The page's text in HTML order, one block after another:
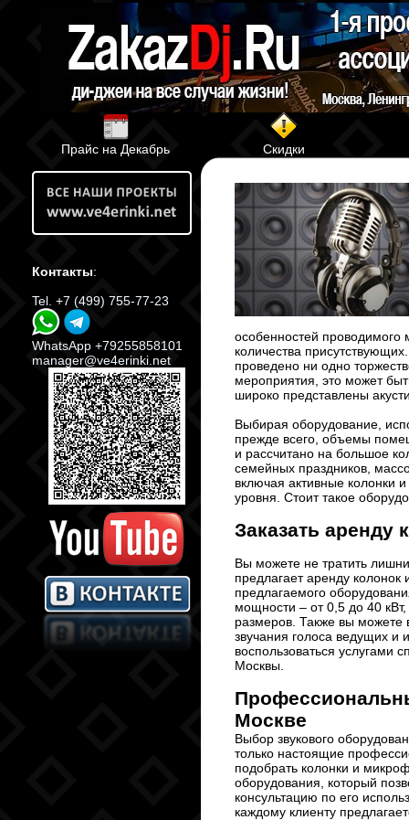
Прайс на Декабрь Скидки
Контакты:
Tel. +7 (499) 755-77-23
WhatsApp +79255858101
manager@ve4erinki.net
особенностей проводимого
количества
проведено ни одно
мероприятия, это может
широко представлены
Выбирая оборудование,
прежде всего, объемы
и рассчитано на большое
семейных праздников,
включая активные колонки
уровня. Стоит такое
Заказать аренду
Вы можете не тратить
предлагает аренду
предлагаемого
мощности – от 0,5 до 40
размеров. Также вы можете
звучания голоса ведущих
воспользоваться услугами
Москвы.
Москве
Выбор звукового
только настоящие
подобрать колонки и
оборудования, который
консультацию по его
каждому клиенту